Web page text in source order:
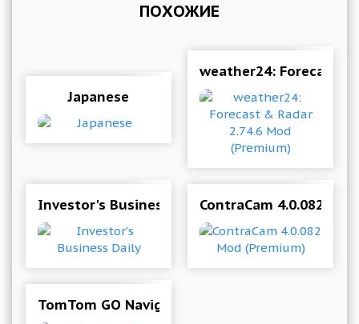
ПОХОЖИЕ
Japanese
weather24: Forecast &
Investor's Business DailyContraCam 4.0.082
TomTom GO Navigation 3.6.262 Mod